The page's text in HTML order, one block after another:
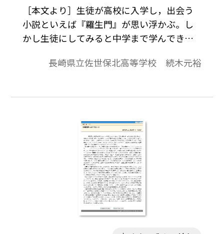
［本文より］生徒が高校に入学し，出会う
小説といえば『羅生門』が思い浮かぶ。し
かし生徒にしてみると中学まで学んできた
ところである。しかし殆んど全ての教科書
のないこの小説は，小説を学ぶその魅力が
長崎県立佐世保北高等学校 続木元裕